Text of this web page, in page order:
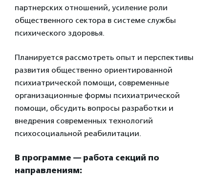
партнерских отношений, усиление роли
общественного сектора в системе службы
психического здоровья.
Планируется рассмотреть опыт и перспективы
развития общественно ориентированной
психиатрической помощи, современные
организационные формы психиатрической
помощи, обсудить вопросы разработки и
внедрения современных технологий
психосоциальной реабилитации.
В программе — работа секций по
направлениям: